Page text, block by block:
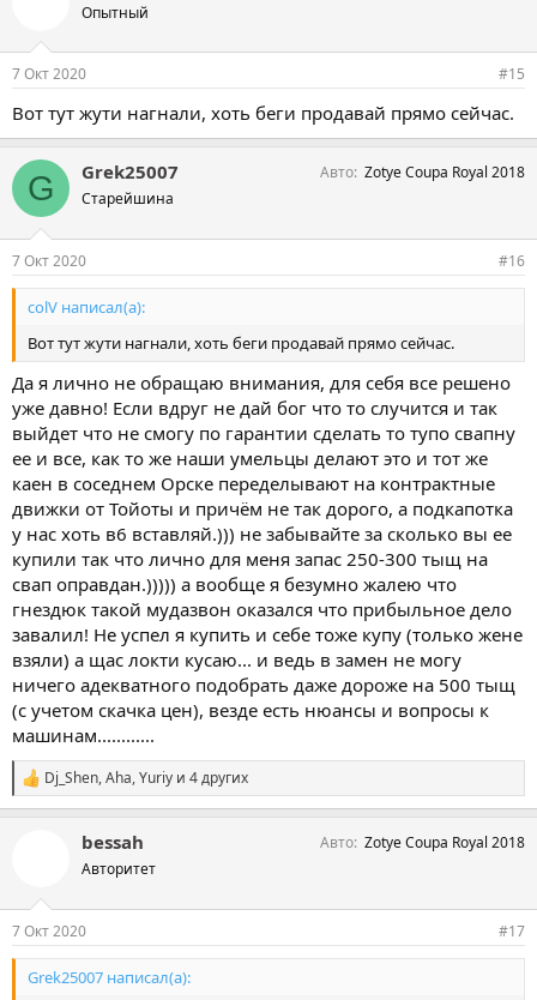
Опытный
7 Окт 2020 #15
Вот тут жути нагнали, хоть беги продавай прямо сейчас.
G Grek25007
Старейшина
Авто Zotye Coupa Royal 2018
7 Окт 2020 #16
colV написал(а):
Вот тут жути нагнали, хоть беги продавай прямо сейчас.
Да я лично не обращаю внимания, для себя все решено
уже давно! Если вдруг не дай бог что то случится и так
выйдет что не смогу по гарантии сделать то тупо свапну
ее и все, как то же наши умельцы делают это и тот же
каен в соседнем Орске переделывают на контрактные
движки от Тойоты и причём не так дорого, а подкапотка
у нас хоть в6 вставляй.))) не забывайте за сколько вы ее
купили так что лично для меня запас 250-300 тыщ на
свап оправдан.))))) а вообще я безумно жалею что
гнездюк такой мудазвон оказался что прибыльное дело
завалил! Не успел я купить и себе тоже купу (только жене
взяли) а щас локти кусаю... и ведь в замен не могу
ничего адекватного подобрать даже дороже на 500 тыщ
(с учетом скачка цен), везде есть нюансы и вопросы к
машинам............
С
и
Dj_Shen,Aha,Yuriy и 4 других
bessah
Авторитет
Авто Zotye Coupa Royal 2018
7 Окт 2020 #17
Grek25007 написал(а):